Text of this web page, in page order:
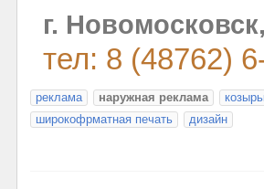
г.
тел: 8 (48762)
реклама наружная реклама
широкофрматная печать
дизайн